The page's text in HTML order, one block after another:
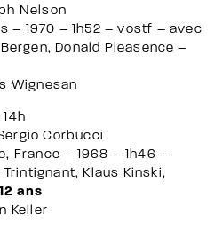
Nelson
– 1970 – 1h52 – vostf – avec
Donald Pleasence –
Wignesan
Corbucci
France – 1968 – 1h46 –
Klaus Kinski,
ans
Keller